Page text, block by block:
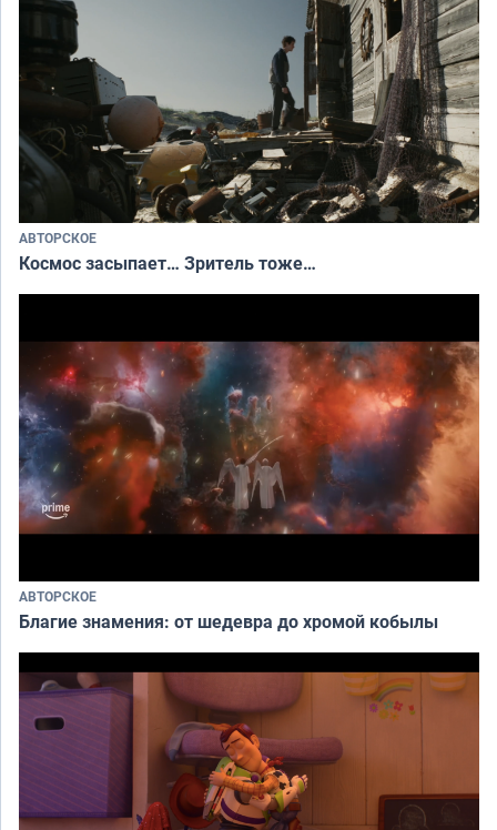
АВТОРСКОЕ
Космос засыпает… Зритель тоже…
АВТОРСКОЕ
Благие знамения: от шедевра до хромой кобылы